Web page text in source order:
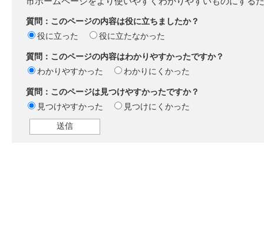
質問：このページの内容は役に立ちましたか？
役に立った
役に立たなかった
質問：このページの内容はわかりやすかったですか？
わかりやすかった
わかりにくかった
質問：このページは見つけやすかったですか？
見つけやすかった
見つけにくかった